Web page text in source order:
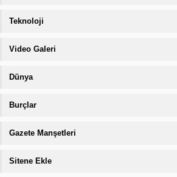
Teknoloji
Video Galeri
Dünya
Burçlar
Gazete Manşetleri
Sitene Ekle